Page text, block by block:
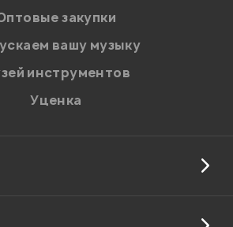
закупки
вашу музыку
инструментов
Уценка